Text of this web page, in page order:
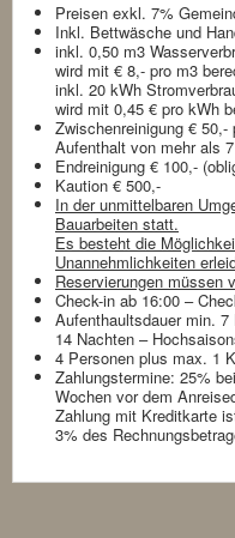
Preisen exkl. 7%
Inkl. Bettwäsche und
inkl. 0,50 m3
wird mit € 8,- pro m3
inkl. 20 kWh
wird mit 0,45 € pro kWh
Zwischenreinigung €
Aufenthalt von mehr als
Endreinigung € 100,-
Kaution € 500,-
In der unmittelbaren
Bauarbeiten statt.
Es besteht die
Unannehmlichkeiten
Reservierungen müssen
Check-in ab 16:00 –
Aufenthaultsdauer min.
14 Nachten –
4 Personen plus max. 1
Zahlungstermine: 25%
Wochen vor dem
Zahlung mit Kreditkarte
3% des